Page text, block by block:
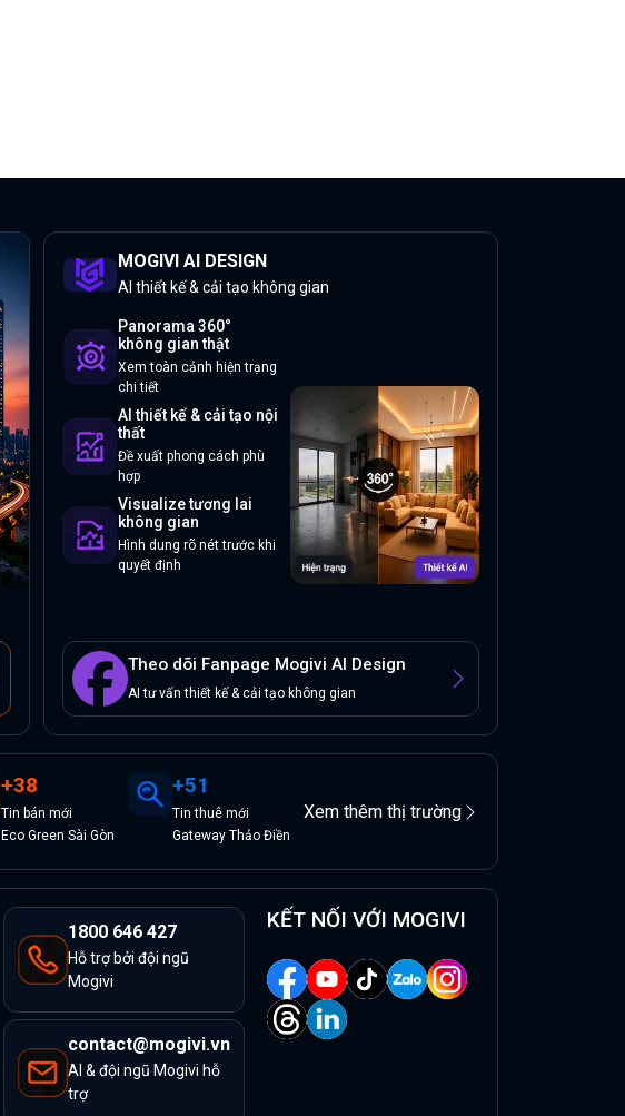
MOGIVI AI DESIGN
AI thiết kế & cải tạo không gian
Panorama 360°
không gian thật
Xem toàn cảnh hiện trạng
chi tiết
AI thiết kế & cải tạo nội
thất
Đề xuất phong cách phù
hợp
Visualize tương lai
không gian
Hình dung rõ nét trước khi
quyết định
Theo dõi Fanpage Mogivi AI Design
AI tư vấn thiết kế & cải tạo không gian
+38
Tin bán mới
Eco Green Sài Gòn
+51
Tinthuêmới
Gateway Thảo Điền
Xem thêm thị trường
1800 646 427
Hỗ trợ bởi đội ngũ
Mogivi
contact@mogivi.vn
AI & đội ngũ Mogivi hỗ
trợ
KẾT NỐI VỚI MOGIVI